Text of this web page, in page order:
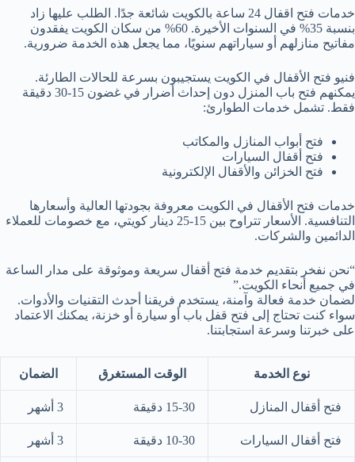
خدمات فتح اقفال 24 ساعة بالكويت شائعة جدًا. الطلب عليها زاد
بنسبة 35% في السنوات الأخيرة. 60% من سكان الكويت يفقدون
مفاتيح منازلهم أو سياراتهم سنويًا، مما يجعل هذه الخدمة ضرورية.
فنيو فتح الأقفال في الكويت يستجيبون بسرعة للحالات الطارئة.
يمكنهم فتح باب المنزل دون إحداث أضرار في غضون 15-30 دقيقة
فقط. تشمل خدمات الطوارئ:
فتح أبواب المنازل والمكاتب
فتح أقفال السيارات
فتح الخزائن والأقفال الإلكترونية
خدمات فتح الأقفال في الكويت معروفة بجودتها العالية وأسعارها
التنافسية. الأسعار تتراوح بين 15-25 دينار كويتي، مع خصومات للعملاء
الدائمين والشركات.
“نحن نفخر بتقديم خدمة فتح أقفال سريعة وموثوقة على مدار الساعة
في جميع أنحاء الكويت.”
لضمان خدمة فعالة وآمنة، يستخدم فريقنا أحدث التقنيات والأدوات.
سواء كنت تحتاج إلى فتح قفل باب أو سيارة أو خزنة، يمكنك الاعتماد
على خبرتنا وسرعة استجابتنا.
نوع الخدمة الوقت المستغرق الضمان
فتح أقفال المنازل 15-30 دقيقة 3 أشهر
فتح أقفال السيارات 10-30 دقيقة 3 أشهر